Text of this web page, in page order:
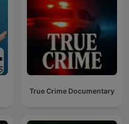
True Crime Documentary